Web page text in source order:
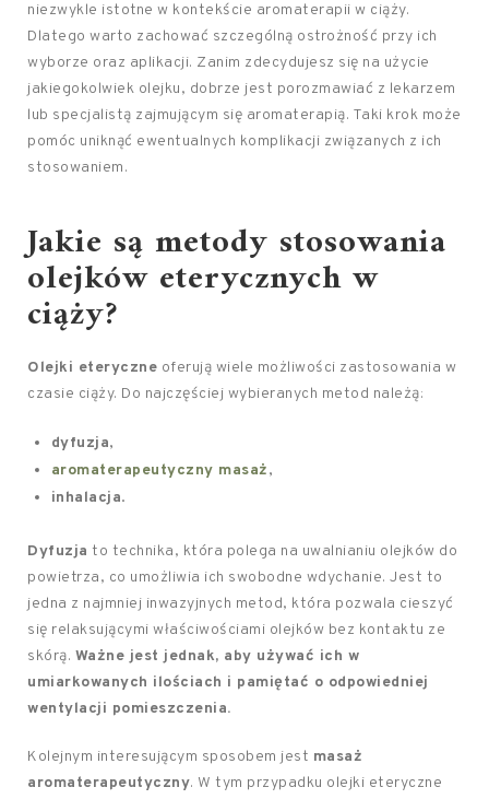
niezwykle istotne w kontekście aromaterapii w ciąży.
Dlatego warto zachować szczególną ostrożność przy ich
wyborze oraz aplikacji. Zanim zdecydujesz się na użycie
jakiegokolwiek olejku, dobrze jest porozmawiać z lekarzem
lub specjalistą zajmującym się aromaterapią. Taki krok może
pomóc uniknąć ewentualnych komplikacji związanych z ich
stosowaniem.
Jakie są metody stosowania
olejków eterycznych w
ciąży?
Olejki eteryczne oferują wiele możliwości zastosowania w
czasie ciąży. Do najczęściej wybieranych metod należą:
dyfuzja,
aromaterapeutyczny masaż,
inhalacja.
Dyfuzja to technika, która polega na uwalnianiu olejków do
powietrza, co umożliwia ich swobodne wdychanie. Jest to
jedna z najmniej inwazyjnych metod, która pozwala cieszyć
się relaksującymi właściwościami olejków bez kontaktu ze
skórą. Ważne jest jednak, aby używać ich w
umiarkowanych ilościach i pamiętać o odpowiedniej
wentylacji pomieszczenia.
Kolejnym interesującym sposobem jest masaż
aromaterapeutyczny. W tym przypadku olejki eteryczne